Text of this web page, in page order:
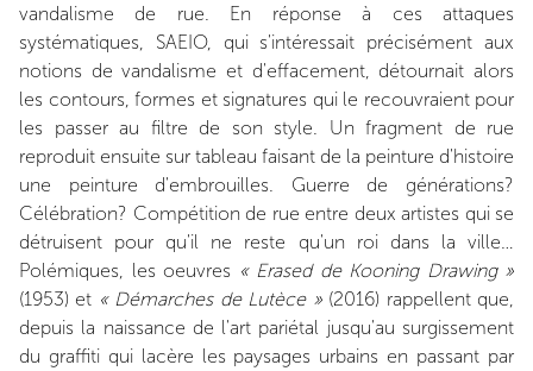
vandalisme de rue. En réponse à ces attaques
systématiques, SAEIO, qui s'intéressait précisément aux
notions de vandalisme et d'effacement, détournait alors
les contours, formes et signatures qui le recouvraient pour
les passer au filtre de son style. Un fragment de rue
reproduit ensuite sur tableau faisant de la peinture d'histoire
une peinture d'embrouilles. Guerre de générations?
Célébration? Compétition de rue entre deux artistes qui se
détruisent pour qu'il ne reste qu'un roi dans la ville…
Polémiques, les oeuvres « Erased de Kooning Drawing »
(1953) et « Démarches de Lutèce »(2016) rappellent que,
depuis la naissance de l'art pariétal jusqu'au surgissement
du graffiti qui lacère les paysages urbains en passant par